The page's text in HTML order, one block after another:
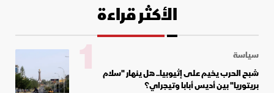
الأكثر قراءة
سياسة
شبح الحرب يخيم على إثيوبيا.. هل ينهار "سلام
بريتوريا" بين أديس أبابا وتيجراي؟
1